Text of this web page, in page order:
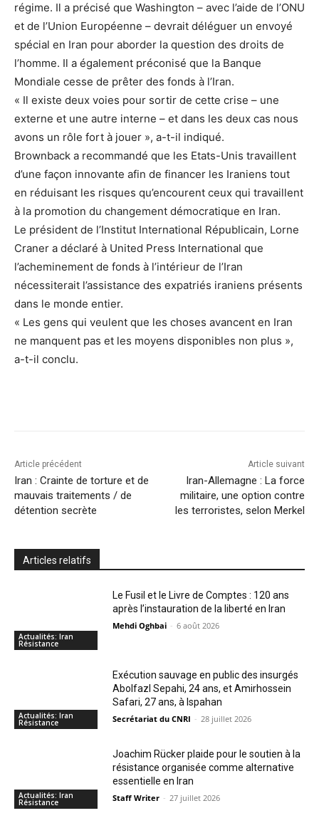
régime. Il a précisé que Washington – avec l’aide de l’ONU
et de l’Union Européenne – devrait déléguer un envoyé
spécial en Iran pour aborder la question des droits de
l’homme. Il a également préconisé que la Banque
Mondiale cesse de prêter des fonds à l’Iran.
« Il existe deux voies pour sortir de cette crise – une
externe et une autre interne – et dans les deux cas nous
avons un rôle fort à jouer », a-t-il indiqué.
Brownback a recommandé que les Etats-Unis travaillent
d’une façon innovante afin de financer les Iraniens tout
en réduisant les risques qu’encourent ceux qui travaillent
à la promotion du changement démocratique en Iran.
Le président de l’Institut International Républicain, Lorne
Craner a déclaré à United Press International que
l’acheminement de fonds à l’intérieur de l’Iran
nécessiterait l’assistance des expatriés iraniens présents
dans le monde entier.
« Les gens qui veulent que les choses avancent en Iran
ne manquent pas et les moyens disponibles non plus »,
a-t-il conclu.
Article précédent
Iran : Crainte de torture et de
mauvais traitements / de
détention secrète
Article suivant
Iran-Allemagne : La force
militaire, une option contre
les terroristes, selon Merkel
Articles relatifs
Actualités: Iran
Résistance
Le Fusil et le Livre de Comptes : 120 ans
après l’instauration de la liberté en Iran
Mehdi Oghbai - 6 août 2026
Actualités: Iran
Résistance
Exécution sauvage en public des insurgés
Abolfazl Sepahi, 24 ans, et Amirhossein
Safari, 27 ans, à Ispahan
Secrétariat du CNRI - 28 juillet 2026
Actualités: Iran
Résistance
Joachim Rücker plaide pour le soutien à la
résistance organisée comme alternative
essentielle en Iran
Staff Writer - 27 juillet 2026